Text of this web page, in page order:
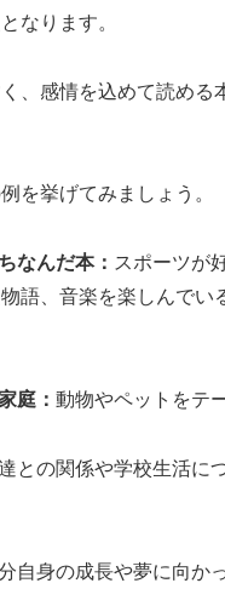
なります。
、感情を込めて読める
を挙げてみましょう。
なんだ本： スポーツが
語、音楽を楽しんでい
庭： 動物やペットをテ
との関係や学校生活に
自身の成長や夢に向か